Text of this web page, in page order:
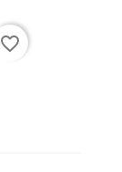
favorite_border